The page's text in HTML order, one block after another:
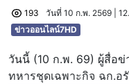
193
วันที่ 10 ก.พ. 2569 |
ข่าวออนไลน์7HD
วันนี้ (10 ก.พ. 69) ผู้สื่อข่
ทหารชุดเฉพาะกิจ ฉก.อ